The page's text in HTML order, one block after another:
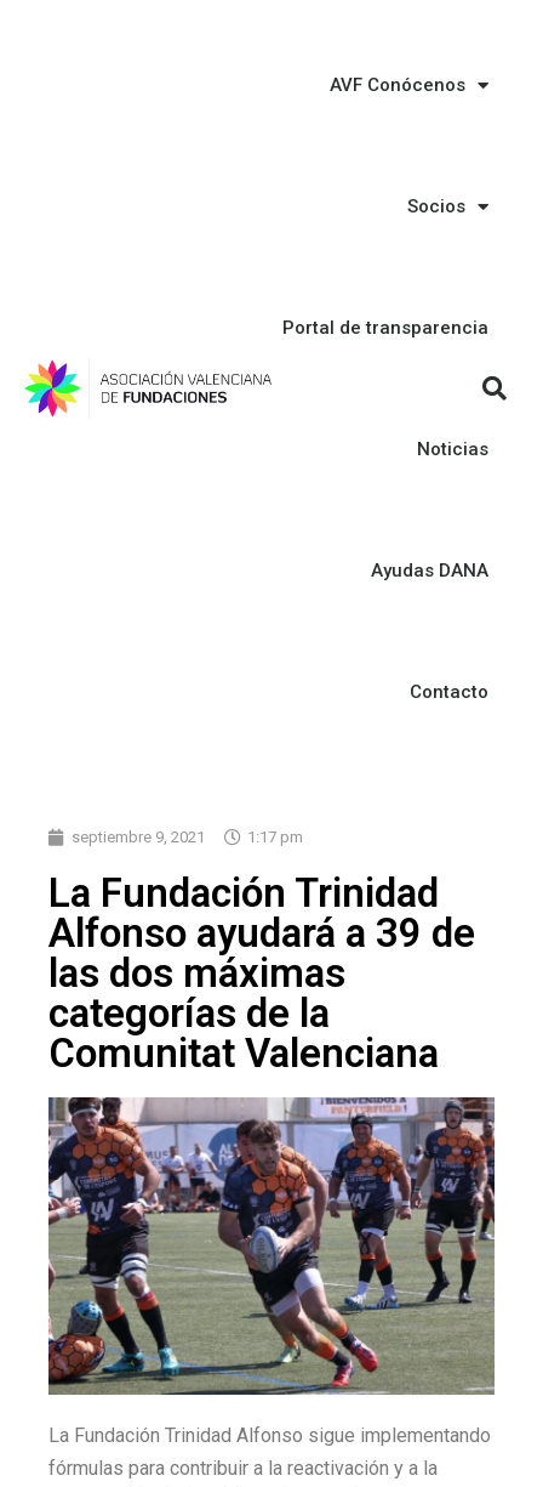
AVF Conócenos
Socios
Portal de transparencia
Noticias
Ayudas DANA
Contacto
septiembre 9, 2021 1:17 pm
La Fundación Trinidad
Alfonso ayudará a 39 de
las dos máximas
categorías de la
Comunitat Valenciana
La Fundación Trinidad Alfonso sigue implementando
fórmulas para contribuir a la reactivación y a la